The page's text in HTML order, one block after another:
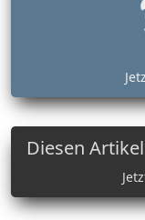
Diesen